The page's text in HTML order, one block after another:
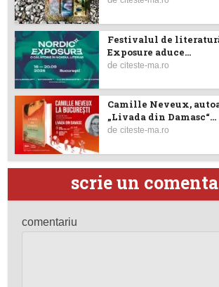
Festivalul de
Exposure aduce...
deciteste-ma.ro
Camille Neveux,
„Livada din Damasc“...
deciteste-ma.ro
scrie un
comentariu